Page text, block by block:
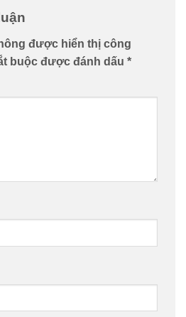
được hiển thị công
buộc được đánh dấu *